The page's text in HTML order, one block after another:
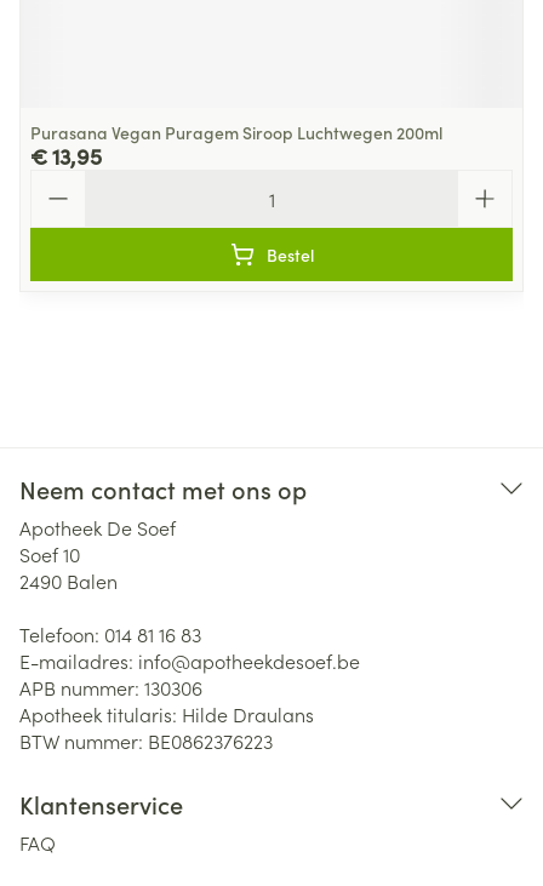
Purasana Vegan Puragem Siroop Luchtwegen 200ml
€ 13,95
Bestel
Neem contact met ons op
Apotheek De Soef
Soef 10
2490 Balen
Telefoon: 014 81 16 83
E-mailadres: info@apotheekdesoef.be
APB nummer: 130306
Apotheek titularis: Hilde Draulans
BTW nummer: BE0862376223
Klantenservice
FAQ